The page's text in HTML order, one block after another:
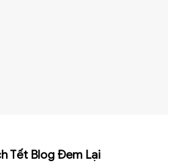
Tết Blog Đem Lại